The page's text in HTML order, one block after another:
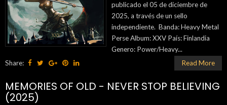
publicado el 05 de diciembre de
2025, a través de un sello
independiente. Banda: Heavy Metal
Perse Album: XXV País: Finlandia
Genero: Power/Heavy...
Share:
Read More
MEMORIES OF OLD - NEVER STOP BELIEVING
(2025)